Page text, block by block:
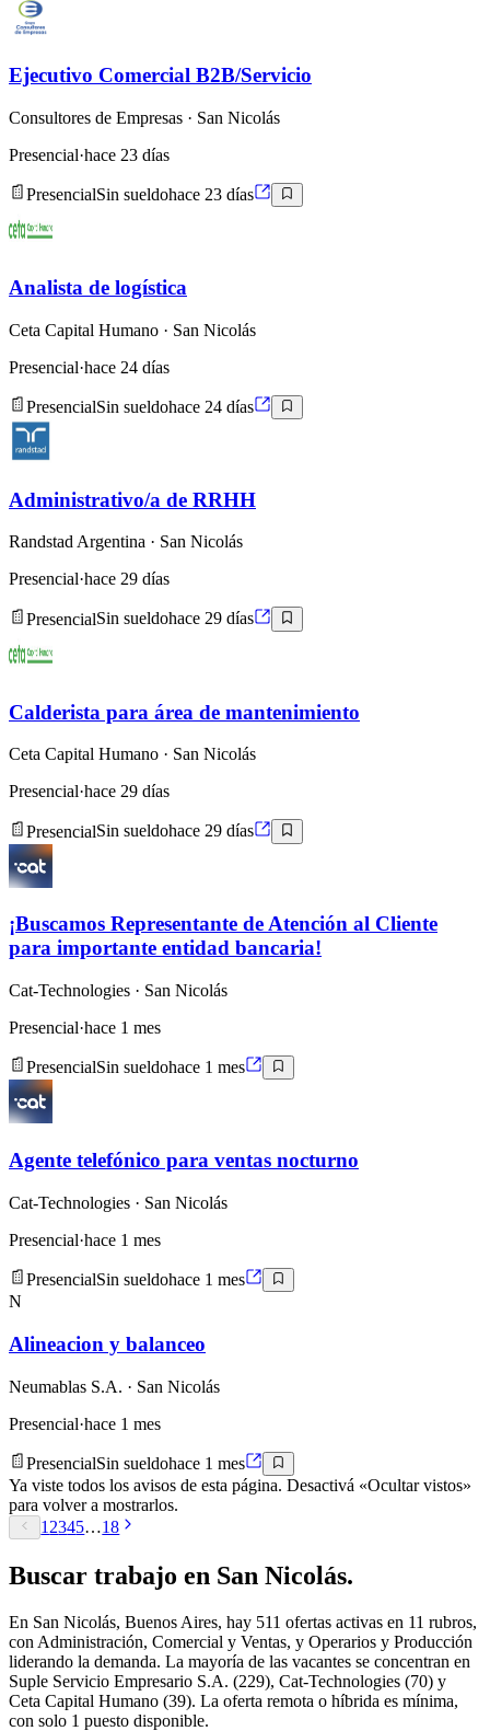
Ejecutivo Comercial B2B/Servicio
Consultores de Empresas · San Nicolás
Presencial·hace 23 días
PresencialSin sueldohace 23 días
Analista de logística
Ceta Capital Humano · San Nicolás
Presencial·hace 24 días
PresencialSin sueldohace 24 días
Administrativo/a de RRHH
Randstad Argentina · San Nicolás
Presencial·hace 29 días
PresencialSin sueldohace 29 días
Calderista para área de mantenimiento
Ceta Capital Humano · San Nicolás
Presencial·hace 29 días
PresencialSin sueldohace 29 días
¡Buscamos Representante de Atención al Cliente
para importante entidad bancaria!
Cat-Technologies · San Nicolás
Presencial·hace 1 mes
PresencialSin sueldohace 1 mes
Agente telefónico para ventas nocturno
Cat-Technologies · San Nicolás
Presencial·hace 1 mes
PresencialSin sueldohace 1 mes
N
Alineacion y balanceo
Neumablas S.A. · San Nicolás
Presencial·hace 1 mes
PresencialSin sueldohace 1 mes
Ya viste todos los avisos de esta página. Desactivá «Ocultar vistos»
para volver a mostrarlos.
1 2345…18
Buscar trabajo en San Nicolás.
En San Nicolás, Buenos Aires, hay 511 ofertas activas en 11 rubros,
con Administración, Comercial y Ventas, y Operarios y Producción
liderando la demanda. La mayoría de las vacantes se concentran en
Suple Servicio Empresario S.A. (229), Cat-Technologies (70) y
Ceta Capital Humano (39). La oferta remota o híbrida es mínima,
con solo 1 puesto disponible.